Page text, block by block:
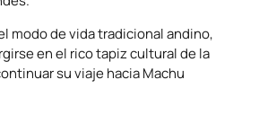
modo de vida tradicional andino,
en el rico tapiz cultural de la
su viaje hacia Machu